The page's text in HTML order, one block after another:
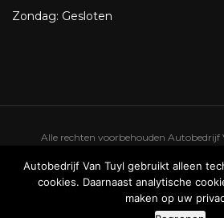
Zondag: Gesloten
Alle rechten voorbehouden Autobedrijf
een we make it
Autobedrijf Van Tuyl gebruikt alleen
cookies. Daarnaast analytische
maken op uw